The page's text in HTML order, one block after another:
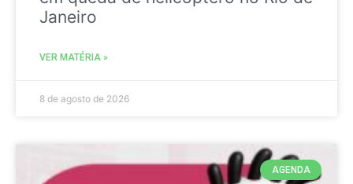
Janeiro
VER MATÉRIA »
8 de agosto de 2026
AGENDA